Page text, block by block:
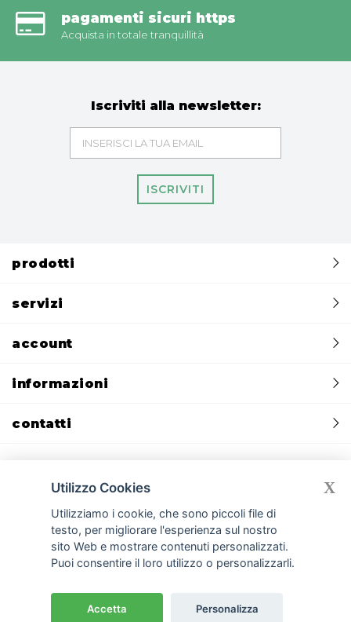
pagamenti sicuri https
Acquista in totale tranquillità
Iscriviti alla newsletter:
ISCRIVITI
prodotti
servizi
account
informazioni
contatti
© Copyright
2026 Ferba S.r.l.
Privacy policy Cookie policy CREDITS: Devmiup.it|Gomma siliconica
Gomma per stampi e per calchi|Gomma poliuretanica per cemento
Silicone liquido per stampi e silicone per calchi Cemento GFRC
Smooth-On
| Resine poliuretaniche | Gessi per stampi e manufatti
Utilizzo Cookies
Utilizziamo i cookie, che sono piccoli file di
testo, per migliorare l'esperienza sul nostro
sito Web e mostrare contenuti personalizzati.
Puoi consentire il loro utilizzo o personalizzarli.
Accetta
X
Personalizza